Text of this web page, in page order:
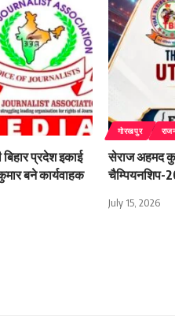
प्रदेश इकाई
बने कार्यवाहक
गोरखपुर
सेराज अहमद
चैम्पियनशिप-
July 15, 2026